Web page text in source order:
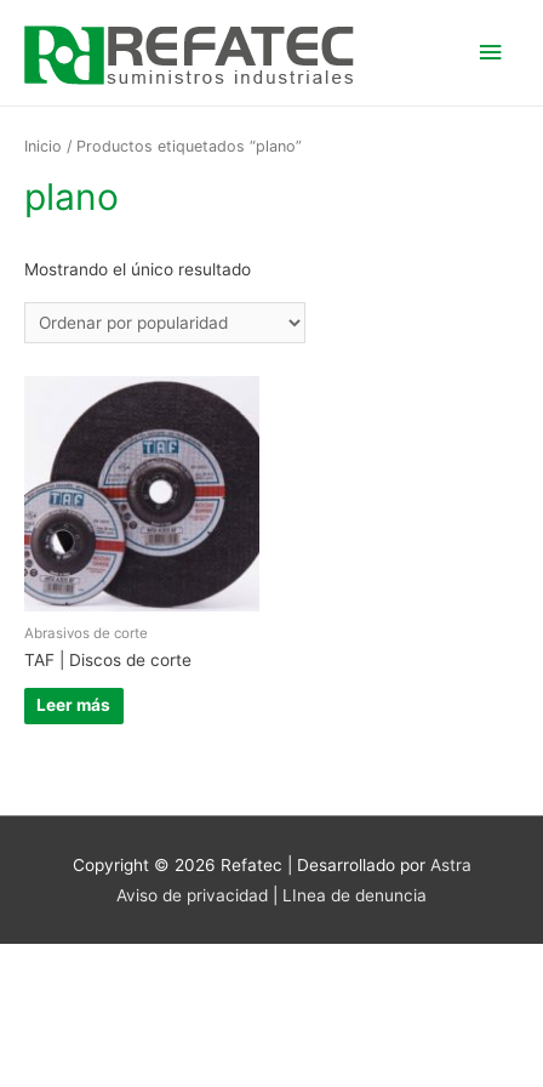
Inicio / Productos etiquetados “plano”
plano
Mostrando el único resultado
Abrasivos de corte
TAF | Discos de corte
Leer más
Copyright © 2026 Refatec | Desarrollado por Astra
Aviso de privacidad
LInea de denuncia